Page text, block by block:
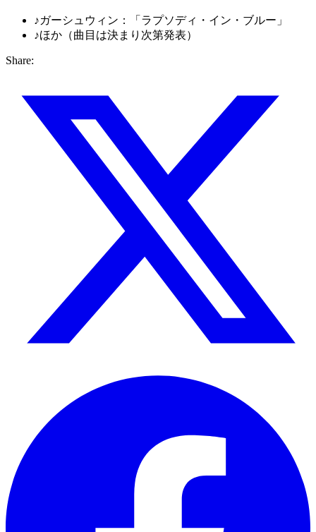
♪ガーシュウィン：「ラプソディ・イン・ブルー」
♪ほか（曲目は決まり次第発表）
Share: